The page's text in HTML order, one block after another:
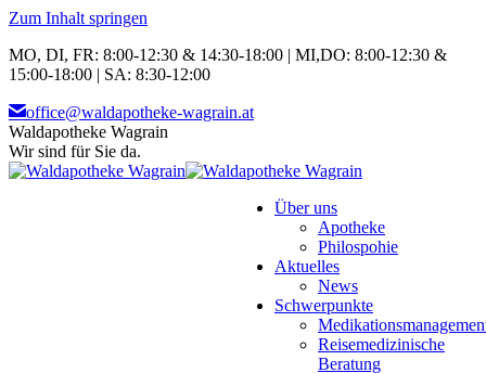
Zum Inhalt springen
MO, DI, FR: 8:00-12:30 & 14:30-18:00 | MI,DO: 8:00-12:30 &
15:00-18:00 | SA: 8:30-12:00
office@waldapotheke-wagrain.at
Waldapotheke Wagrain
Wir sind für Sie da.
Über uns
Apotheke
Philospohie
Aktuelles
News
Schwerpunkte
Reisemedizinische
Beratung